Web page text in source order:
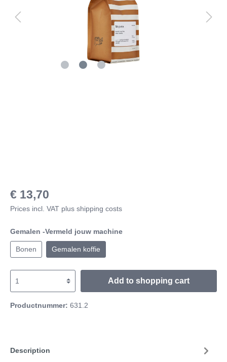
€ 13,70
Prices incl. VAT plus shipping costs
Gemalen -Vermeld jouw machine
Bonen Gemalen koffie
Add to shopping cart
Productnummer: 631.2
Description